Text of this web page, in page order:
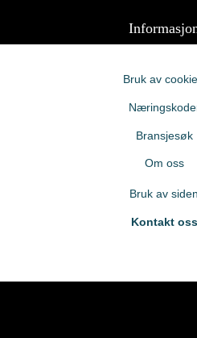
Bruk av
Bransjesøk
Om oss
Bruk av siden
Kontakt oss